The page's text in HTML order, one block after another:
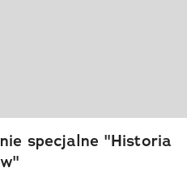
specjalne "Historia